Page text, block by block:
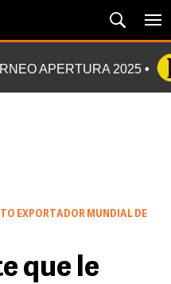
APERTURA 2025
EXPORTADOR MUNDIAL DE
que le